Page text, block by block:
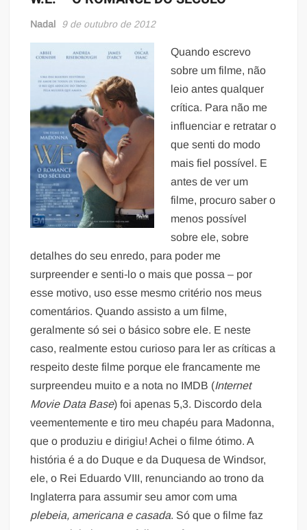
Nadal 9 de outubro de 2012
Quando escrevo
sobre um filme, não
leio antes qualquer
crítica. Para não me
influenciar e retratar o
que senti do modo
mais fiel possível. E
antes de ver um
filme, procuro saber o
menos possível
sobre ele, sobre
detalhes do seu enredo, para poder me
surpreender e senti-lo o mais que possa – por
esse motivo, uso esse mesmo critério nos meus
comentários. Quando assisto a um filme,
geralmente só sei o básico sobre ele. E neste
caso, realmente estou curioso para ler as críticas a
respeito deste filme porque ele francamente me
surpreendeu muito e a nota no IMDB (Internet
Movie Data Base) foi apenas 5,3. Discordo dela
veementemente e tiro meu chapéu para Madonna,
que o produziu e dirigiu! Achei o filme ótimo. A
história é a do Duque e da Duquesa de Windsor,
ele, o Rei Eduardo VIII, renunciando ao trono da
Inglaterra para assumir seu amor com uma
plebeia, americana e casada. Só que o filme faz